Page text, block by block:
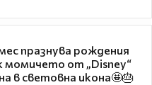
празнува рождения
момичето от „Disney“
в световна икона🤩🎂